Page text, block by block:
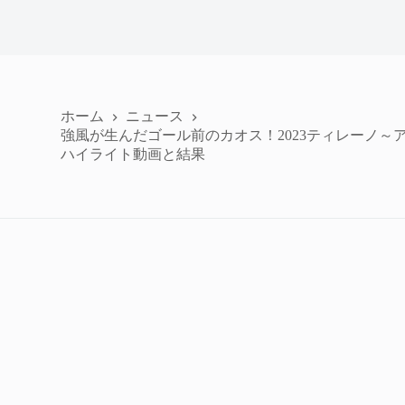
ホーム
ニュース
強風が生んだゴール前のカオス！2023ティレーノ～
ハイライト動画と結果